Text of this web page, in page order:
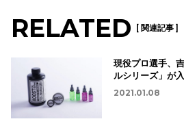
RELATED [ 関連記事 ]
現役プロ選手、
ルシリーズ」が
2021.01.08